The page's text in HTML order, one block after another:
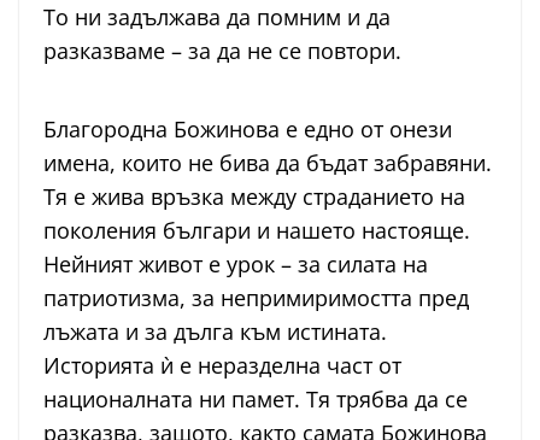
То ни задължава да помним и да
разказваме – за да не се повтори.
Благородна Божинова е едно от онези
имена, които не бива да бъдат забравяни.
Тя е жива връзка между страданието на
поколения българи и нашето настояще.
Нейният живот е урок – за силата на
патриотизма, за непримиримостта пред
лъжата и за дълга към истината.
Историята ѝ е неразделна част от
националната ни памет. Тя трябва да се
разказва, защото, както самата Божинова